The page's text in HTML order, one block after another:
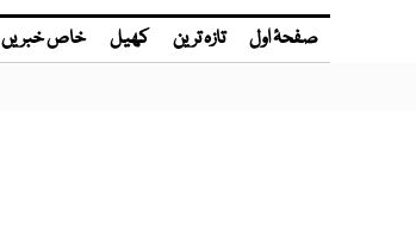
صفحۂ اول تازہ ترین کھیل خاص خبریں